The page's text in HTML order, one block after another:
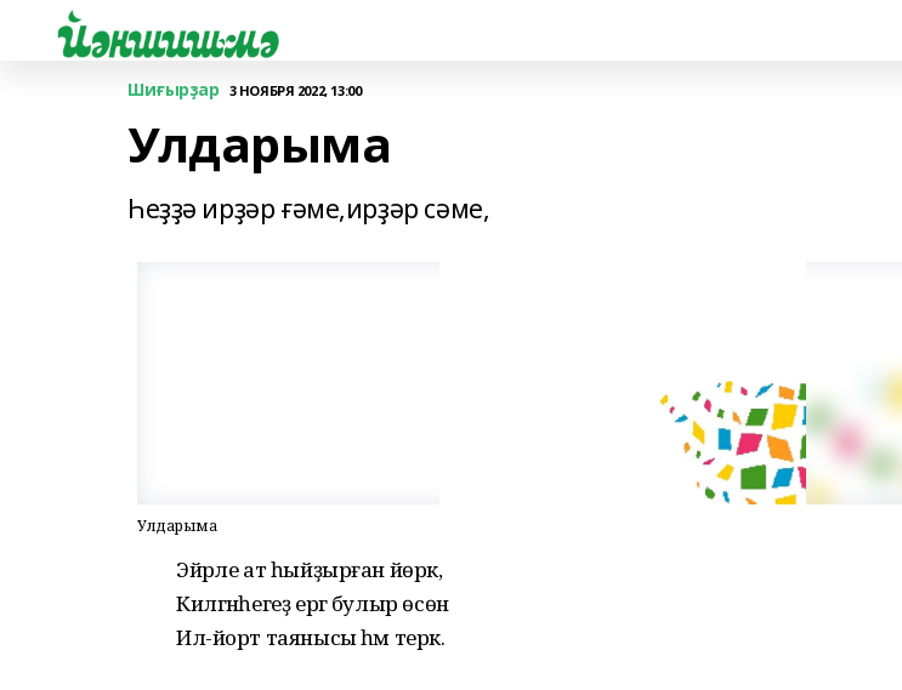
Шиғырҙар 3 НОЯБРЯ 2022, 13:00
Улдарыма
Һеҙҙә ирҙәр ғәме,ирҙәр сәме,
Улдарыма
Эйәрле ат һыйҙырған йөрәк,
Килгәнһегеҙ ергә булыр өсөн
Ил-йорт таянысы һәм терәк.